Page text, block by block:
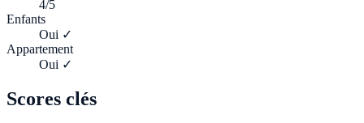
4/5
Enfants
Oui ✓
Appartement
Oui ✓
Scores clés